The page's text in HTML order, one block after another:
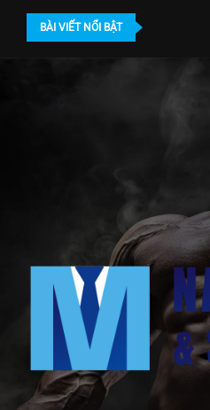
BÀI VIẾT NỔI BẬT
nam khoa ở đâu TPHCM? Địa chỉ...